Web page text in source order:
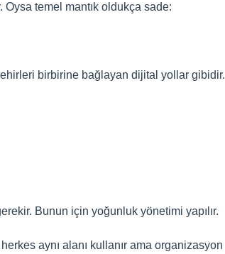
Oysa temel mantık oldukça sade:
birbirine bağlayan dijital yollar gibidir.
Bunun için yoğunluk yönetimi yapılır.
aynı alanı kullanır ama organizasyon